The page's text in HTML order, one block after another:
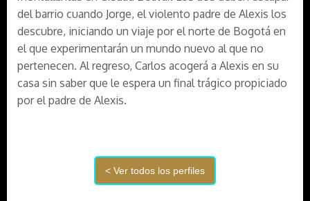
del barrio cuando Jorge, el violento padre de Alexis los
descubre, iniciando un viaje por el norte de Bogotá en
el que experimentarán un mundo nuevo al que no
pertenecen. Al regreso, Carlos acogerá a Alexis en su
casa sin saber que le espera un final trágico propiciado
por el padre de Alexis.